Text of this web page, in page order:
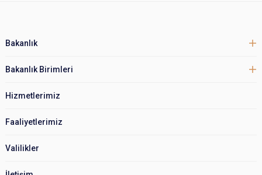
Bakanlık
Bakanlık Birimleri
Hizmetlerimiz
Faaliyetlerimiz
Valilikler